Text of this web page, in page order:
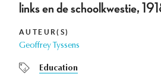
links en de schoolkwestie,
AUTEUR(S)
Geoffrey Tyssens
Education